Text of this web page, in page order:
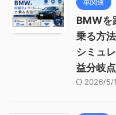
車関連
BMWを
乗る方
シミュ
益分岐
2026/5/